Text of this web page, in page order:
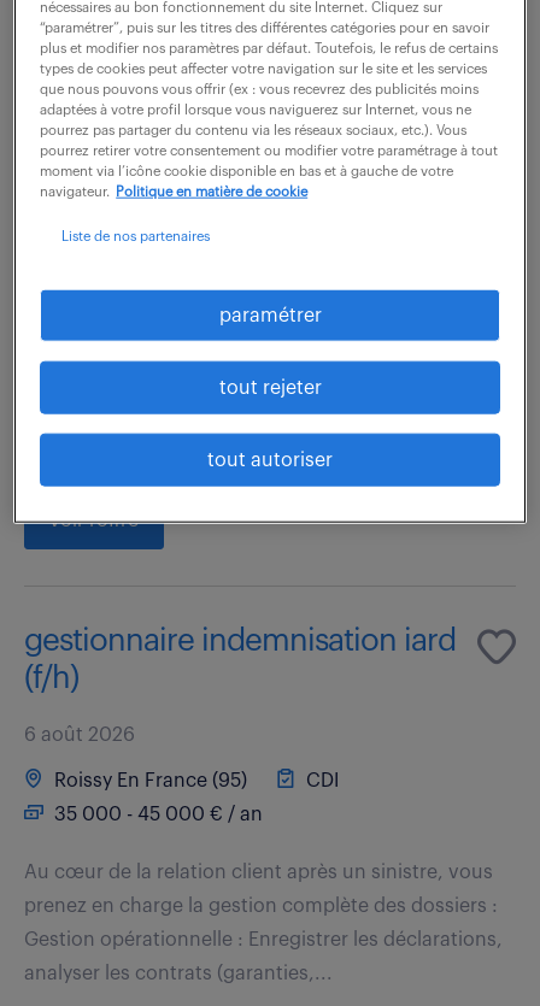
technicien informatique
industrielle & automatisme (f/h)
6 août 2026
Frepillon (95)
Rattaché(e) au Responsable Software au sein d'une
équipe internationale, vous assurez le support et le
déploiement de logiciels de gestion de production
pour des clients industriels majeurs,...
voir l'offre
gestionnaire indemnisation iard
(f/h)
6 août 2026
Roissy En France (95)
CDI
35 000 - 45 000 € / an
Au cœur de la relation client après un sinistre, vous
prenez en charge la gestion complète des dossiers :
Gestion opérationnelle : Enregistrer les déclarations,
analyser les contrats (garanties,...
nécessaires au bon fonctionnement du site Internet. Cliquez sur
“paramétrer”, puis sur les titres des différentes catégories pour en savoir
plus et modifier nos paramètres par défaut. Toutefois, le refus de certains
types de cookies peut affecter votre navigation sur le site et les services
que nous pouvons vous offrir (ex : vous recevrez des publicités moins
adaptées à votre profil lorsque vous naviguerez sur Internet, vous ne
pourrez pas partager du contenu via les réseaux sociaux, etc.). Vous
pourrez retirer votre consentement ou modifier votre paramétrage à tout
moment via l’icône cookie disponible en bas et à gauche de votre
navigateur.
Politique en matière de cookie
Liste de nos partenaires
paramétrer
tout rejeter
tout autoriser